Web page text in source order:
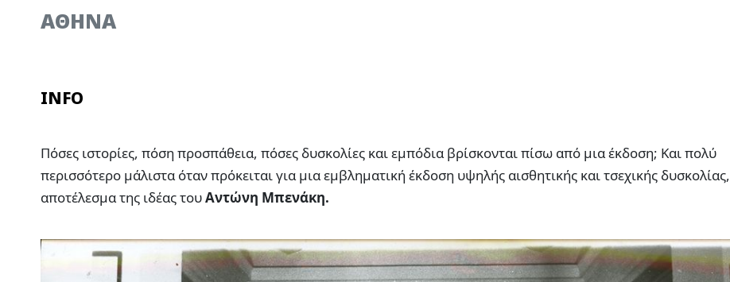
AΘΗΝΑ
INFO
Πόσες ιστορίες, πόση προσπάθεια, πόσες δυσκολίες και εμπόδια βρίσκονται πίσω από μια έκδοση; Και πολύ
περισσότερο μάλιστα όταν πρόκειται για μια εμβληματική έκδοση υψηλής αισθητικής και τσεχικής δυσκολίας,
αποτέλεσμα της ιδέας τουΑντώνη Μπενάκη.